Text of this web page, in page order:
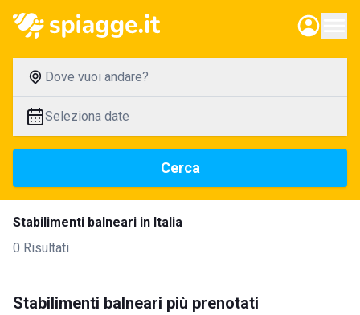
Dove vuoi andare?
Seleziona date
Cerca
Stabilimenti balneari in Italia
0 Risultati
Stabilimenti balneari più prenotati